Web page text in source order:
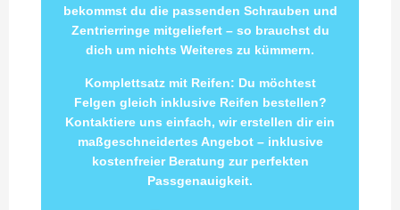
bekommst du die passenden Schrauben und
Zentrierringe mitgeliefert – so brauchst du
dich um nichts Weiteres zu kümmern.
Komplettsatz mit Reifen: Du möchtest
Felgen gleich inklusive Reifen bestellen?
Kontaktiere uns einfach, wir erstellen dir ein
maßgeschneidertes Angebot – inklusive
kostenfreier Beratung zur perfekten
Passgenauigkeit.